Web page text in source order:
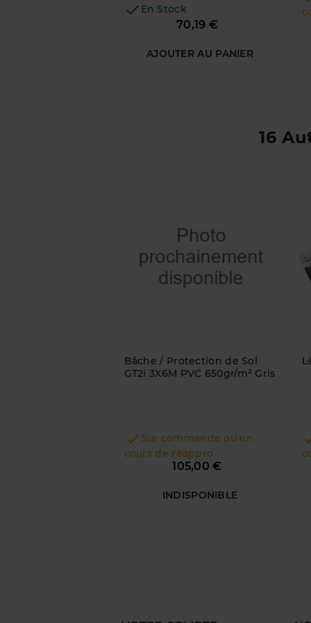
 En Stock
70,19 €
AJOUTER AU PANIER
16
Bâche / Protection de Sol
GT2i 3X6M PVC 650gr/m² Gris
 Sur commande ou en
cours de réappro
105,00 €
INDISPONIBLE